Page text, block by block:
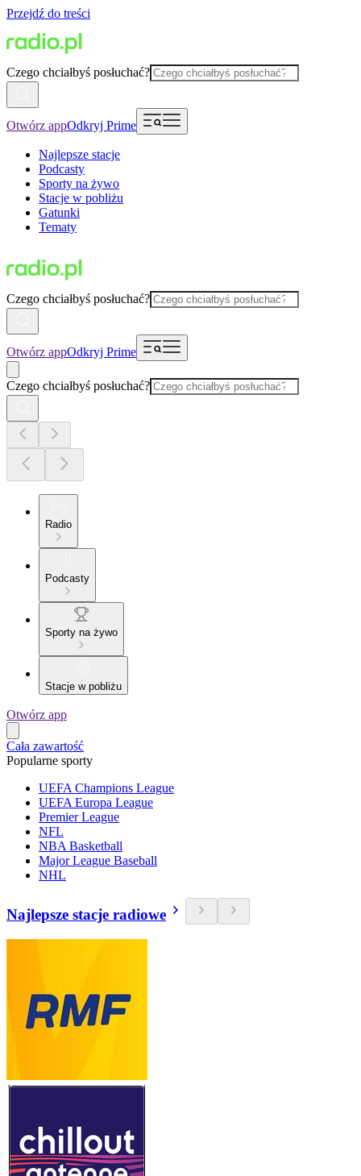
Przejdź do treści
Czego chciałbyś posłuchać?
Otwórz appOdkryj Prime
Najlepsze stacje
Podcasty
Sporty na żywo
Stacje w pobliżu
Gatunki
Tematy
Czego chciałbyś posłuchać?
Otwórz appOdkryj Prime
Czego chciałbyś posłuchać?
Radio
Podcasty
Sporty na żywo
Stacje w pobliżu
Otwórz app
Cała zawartość
Popularne sporty
UEFA Champions League
UEFA Europa League
Premier League
NFL
NBA Basketball
Major League Baseball
NHL
Najlepsze stacje radiowe